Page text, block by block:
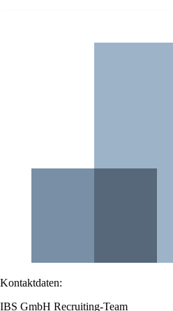
Kontaktdaten:
IBS GmbH Recruiting-Team